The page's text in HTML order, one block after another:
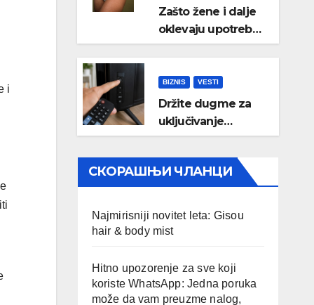
i
Zašto žene i dalje
oklevaju upotrebu
menstrualne
BIZNIS VESTI
Držite dugme za
uključivanje
televizora 3
sekunde: Evo čemu
služi i kada bi
trebalo da ga
koristite
СКОРАШЊИ ЧЛАНЦИ
Najmirisniji novitet leta: Gisou
hair & body mist
Hitno upozorenje za sve koji
koriste WhatsApp: Jedna poruka
može da vam preuzme nalog,